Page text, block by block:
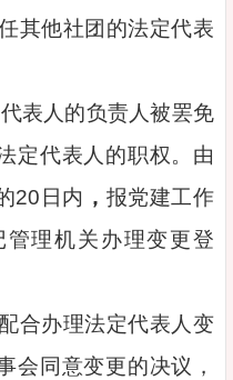
其他社团的法定代表
表人的负责人被罢免
定代表人的职权。由
20日内 ， 报党建工作
理机关办理变更登
合办理法定代表人变
会同意变更的决议，